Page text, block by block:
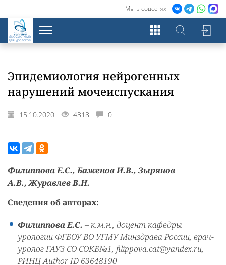
Мы в соцсетях:
Экосистема
для урологов
Эпидемиология нейрогенных
нарушений мочеиспускания
15.10.2020 4318 0
Филиппова Е.С., Баженов И.В., Зырянов
А.В., Журавлев В.Н.
Сведения об авторах:
Филиппова Е.С. – к.м.н., доцент кафедры
урологии ФГБОУ ВО УГМУ Минздрава России, врач-
уролог ГАУЗ СО СОКБ№1, filippova.cat@yandex.ru,
РИНЦ Author ID 63648190